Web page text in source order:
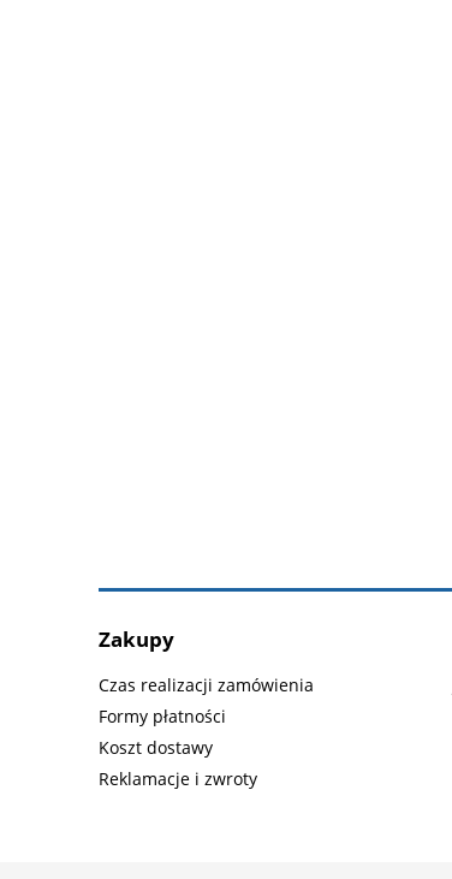
Zakupy
Czas realizacji zamówienia
Formy płatności
Koszt dostawy
Reklamacje i zwroty